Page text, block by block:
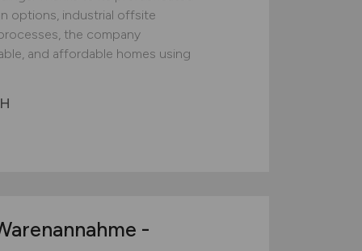
options, industrial offsite
the company
and affordable homes using
-